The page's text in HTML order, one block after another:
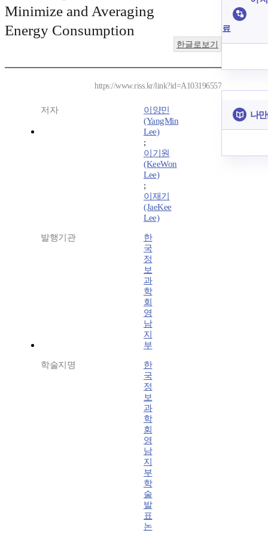
Minimize and Averaging
Energy Consumption
한글로보기
https://www.riss.kr/link?id=A103196557
저자
이양민
(YangMin
Lee)
;
이기원
(KeeWon
Lee)
;
이재기
(JaeKee
Lee)
발행기관
한
국
정
보
과
학
회
영
남
지
부
학술지명
한
국
정
보
과
학
회
영
남
지
부
학
술
발
표
논
료
나